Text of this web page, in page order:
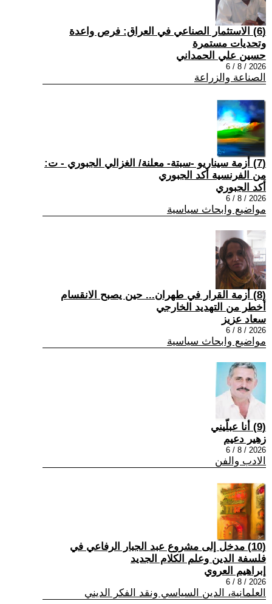
(6) الاستثمار الصناعي في العراق: فرص واعدة
وتحديات مستمرة
حسين علي الحمداني
2026 / 8 / 6
الصناعة والزراعة
(7) أزمة سيناريو -سبتة- معلنة/ الغزالي الجبوري - ت:
من الفرنسية أكد الجبوري
أكد الجبوري
2026 / 8 / 6
مواضيع وابحاث سياسية
(8) أزمة القرار في طهران... حين يصبح الانقسام
أخطر من التهديد الخارجي
سعاد عزيز
2026 / 8 / 6
مواضيع وابحاث سياسية
(9) أنا عبلّيني
زهير دعيم
2026 / 8 / 6
الادب والفن
(10) مدخل إلى مشروع عبد الجبار الرفاعي في
فلسفة الدين وعلم الكلام الجديد
إبراهيم العروي
2026 / 8 / 6
العلمانية، الدين السياسي ونقد الفكر الديني